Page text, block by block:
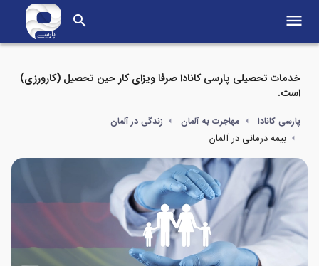
search menu
خدمات تحصیلی پارسی کانادا صرفا ویزای کار حین تحصیل (کارورزی)
است.
پارسی کانادا مهاجرت به آلمان زندگی در آلمان
بیمه درمانی در آلمان